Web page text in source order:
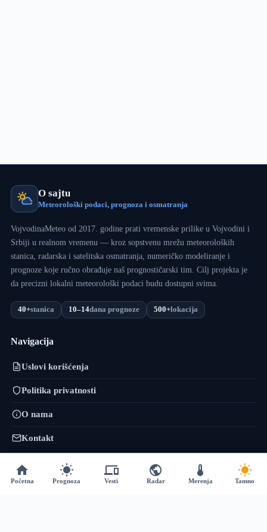
O sajtu
Meteorološki podaci, prognoza i osmatranja
VojvodinaMeteo od 2017. godine prati vremenske prilike u Vojvodini i
Srbiji u realnom vremenu — kroz sopstvenu mrežu meteoroloških
stanica, radarska i satelitska osmatranja, numeričko modeliranje i
prognoze koje ručno obrađuje naš prognostičarski tim. Cilj projekta je
da precizni lokalni meteorološki podaci budu dostupni svima.
40+stanica 10–14dana prognoze 500+lokacija
Navigacija
Uslovi korišćenja
Politika privatnosti
O nama
Kontakt
VojvodinaMeteo mreža
Početna Prognoza Vesti Radar Merenja Tamno